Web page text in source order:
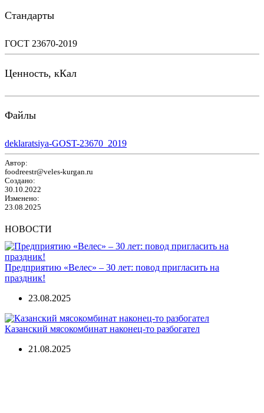
Стандарты
ГОСТ 23670-2019
Ценность, кКал
Файлы
deklaratsiya-GOST-23670_2019
Автор:
foodreestr@veles-kurgan.ru
Создано:
30.10.2022
Изменено:
23.08.2025
НОВОСТИ
Предприятию «Велес» – 30 лет: повод пригласить на
праздник!
23.08.2025
Казанский мясокомбинат наконец-то разбогател
21.08.2025